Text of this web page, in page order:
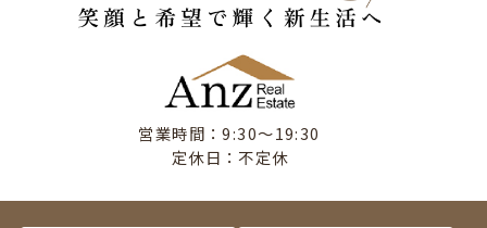
営業時間：9:30〜19:30
定休日：不定休